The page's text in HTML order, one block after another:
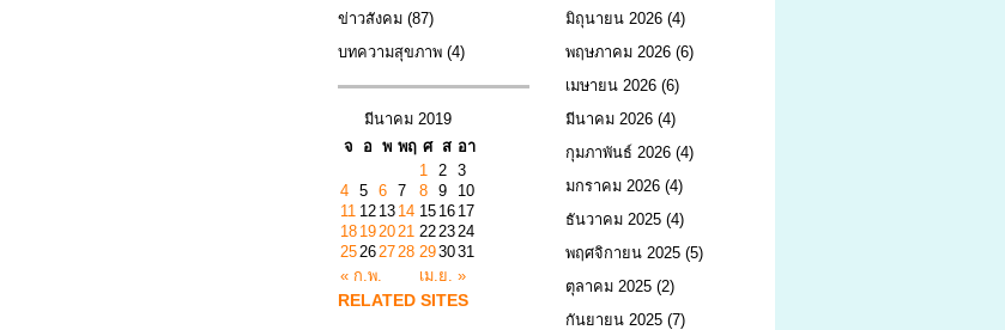
ข่าวสังคม (87)
บทความสุขภาพ (4)
มีนาคม 2019
จ
อ พ พฤ ศ ส อา
« ก.พ. เม.ย. »
1 2 3
4 5 6 7 8 9
10
11 12 13 14 15 16 17
18 192021 222324
25262728 293031
RELATED SITES
มิถุนายน 2026 (4)
พฤษภาคม 2026 (6)
เมษายน 2026 (6)
มีนาคม 2026 (4)
กุมภาพันธ์ 2026 (4)
มกราคม 2026 (4)
ธันวาคม 2025 (4)
พฤศจิกายน 2025 (5)
ตุลาคม 2025 (2)
กันยายน 2025 (7)